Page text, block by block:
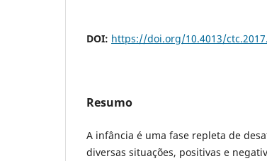
DOI: https://doi.org/10.4013/
Resumo
A infância é uma fase repleta de
diversas situações, positivas e